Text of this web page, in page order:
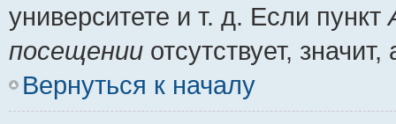
университете и т. д. Если пункт
посещении отсутствует,
Вернуться к началу